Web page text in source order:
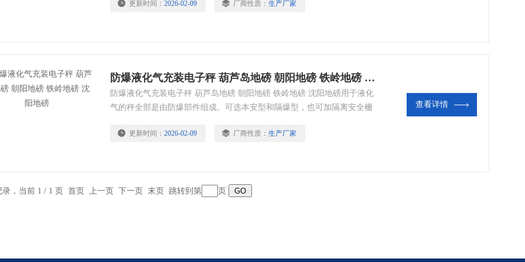
更新时间： 2026-02-09 厂商性质： 生产厂家
防爆液化气充装电子秤 葫芦岛地磅 朝阳地磅 铁岭地磅 沈阳地磅
防爆液化气充装电子秤 葫芦岛地磅 朝阳地磅 铁岭地磅 沈阳地磅用于液化
气的秤全部是由防爆部件组成。可选本安型和隔爆型，也可加隔离安全栅
更新时间： 2026-02-09 厂商性质： 生产厂家
查看详情
录，当前 1 / 1 页 首页 上一页 下一页 末页 跳转到第 页